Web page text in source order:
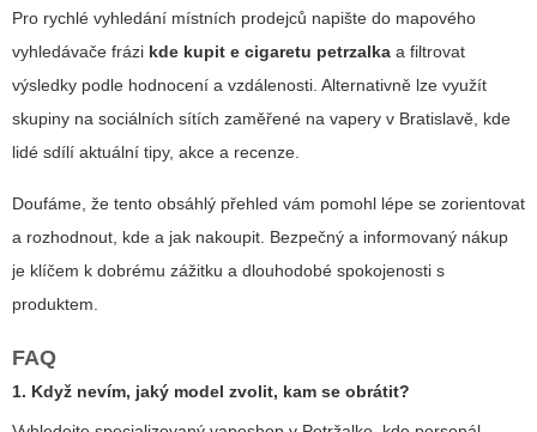
Pro rychlé vyhledání místních prodejců napište do mapového
vyhledávače frázi kde kupit e cigaretu petrzalka a filtrovat
výsledky podle hodnocení a vzdálenosti. Alternativně lze využít
skupiny na sociálních sítích zaměřené na vapery v Bratislavě, kde
lidé sdílí aktuální tipy, akce a recenze.
Doufáme, že tento obsáhlý přehled vám pomohl lépe se zorientovat
a rozhodnout, kde a jak nakoupit. Bezpečný a informovaný nákup
je klíčem k dobrému zážitku a dlouhodobé spokojenosti s
produktem.
FAQ
1. Když nevím, jaký model zvolit, kam se obrátit?